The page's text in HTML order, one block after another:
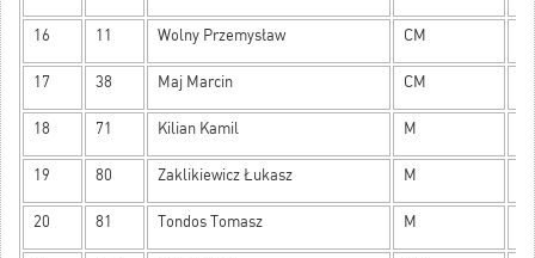
16 11 Wolny Przemysław CM 52
17 38 Maj Marcin CM 51
18 71 Kilian Kamil M 50
19 80 Zaklikiewicz Łukasz M 50
20 81 Tondos Tomasz M 50